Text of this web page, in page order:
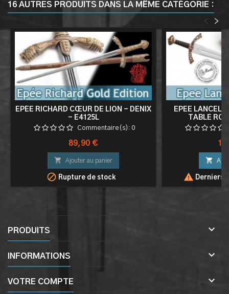
16 AUTRES PRODUITS DANS LA MÊME CATÉGORIE :
>
<
EPÉE RICHARD CŒUR DE LION - DENIX
- E4125L
Commentaire(s): 0
Prix
89,90 €
 Ajouter au panier
 Rupture de stock
EPEE
TABLE

 Derniers
PRODUITS 
INFORMATIONS 
VOTRE COMPTE 